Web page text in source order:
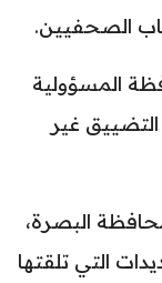
الصحفيين.
المسؤولية
غير
البصرة،
التي تلقتها